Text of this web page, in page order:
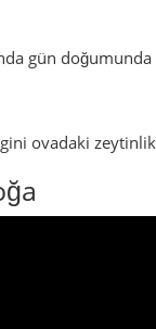
gün
ovadaki